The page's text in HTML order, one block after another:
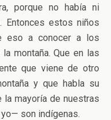
porque no había ni
Entonces estos niños
eso a conocer a los
montaña. Que en las
que viene de otro
y que habla su
mayoría de nuestras
son indígenas.